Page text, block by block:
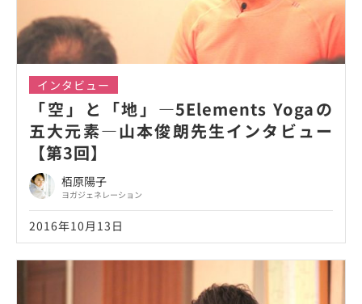
インタビュー
「空」と「地」―5Elements Yogaの
五大元素―山本俊朗先生インタビュー
【第3回】
栢原陽子
ヨガジェネレーション
2016年10月13日